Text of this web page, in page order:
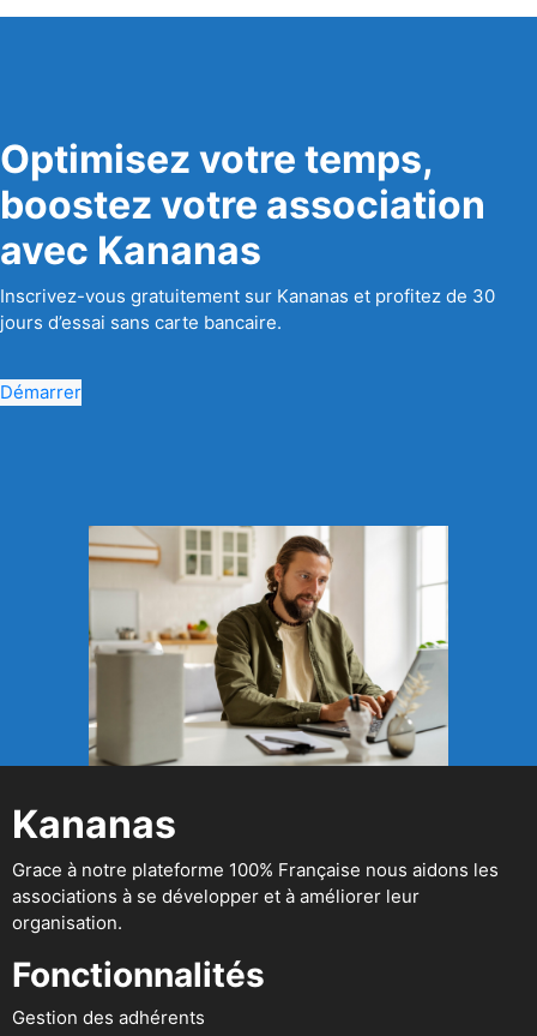
Optimisez votre temps,
boostez votre association
avec Kananas
Inscrivez-vous gratuitement sur Kananas et profitez de 30
jours d’essai sans carte bancaire.
Démarrer
Kananas
Grace à notre plateforme 100% Française nous aidons les
associations à se développer et à améliorer leur
organisation.
Fonctionnalités
Gestion des adhérents